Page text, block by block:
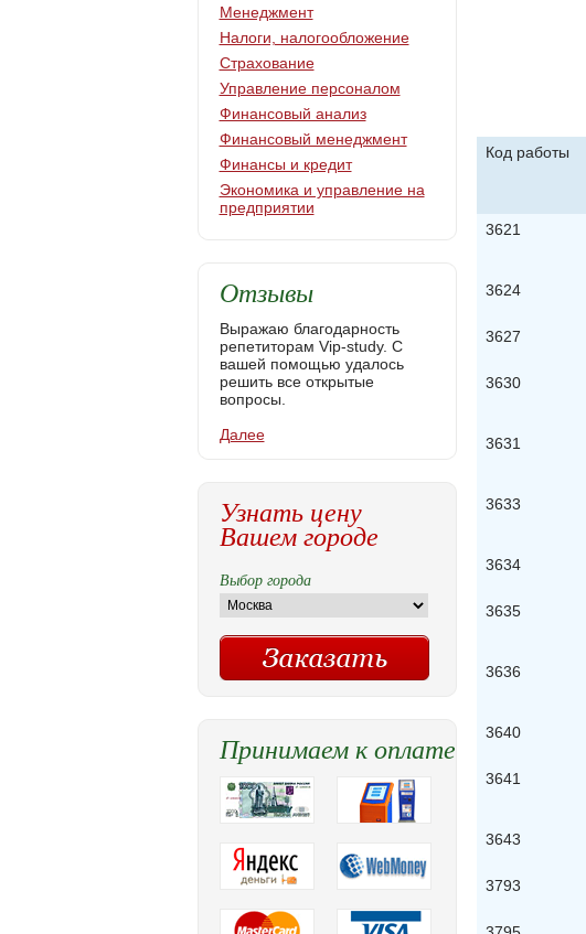
Код работы
3621
3624
3627
3630
3631
3633
3634
3635
3636
3640
3641
3643
3793
Менеджмент
Налоги, налогообложение
Страхование
Управление персоналом
Финансовый анализ
Финансовый менеджмент
Финансы и кредит
Экономика и управление на
предприятии
Отзывы
Выражаю благодарность
репетиторам Vip-study. С
вашей помощью удалось
решить все открытые
вопросы.
Далее
Узнать цену
Вашем городе
Выбор города
Принимаем к оплате